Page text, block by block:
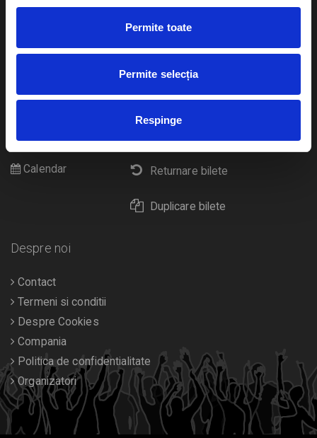
Permite toate
Permite selecția
Respinge
Cum comand bilete?
eBilet printat acasa
Returnare bilete
Duplicare bilete
Pentru copii
Diverse
Calendar
Despre noi
Contact
Termeni si conditii
Despre Cookies
Compania
Politica de confidentialitate
Organizatori